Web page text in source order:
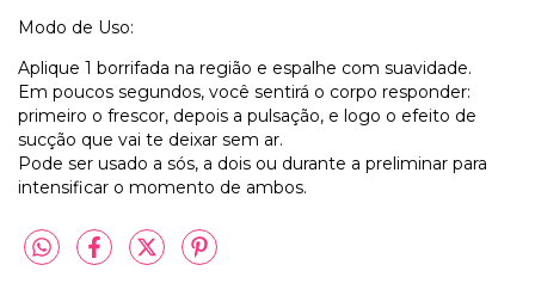
Modo de Uso:
Aplique 1 borrifada na região e espalhe com suavidade.
Em poucos segundos, você sentirá o corpo responder:
primeiro o frescor, depois a pulsação, e logo o efeito de
sucção que vai te deixar sem ar.
Pode ser usado a sós, a dois ou durante a preliminar para
intensificar o momento de ambos.